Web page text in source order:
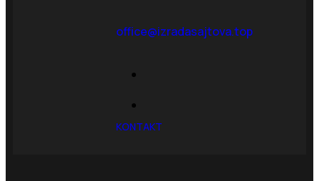
office@izradasajtova.top
KONTAKT